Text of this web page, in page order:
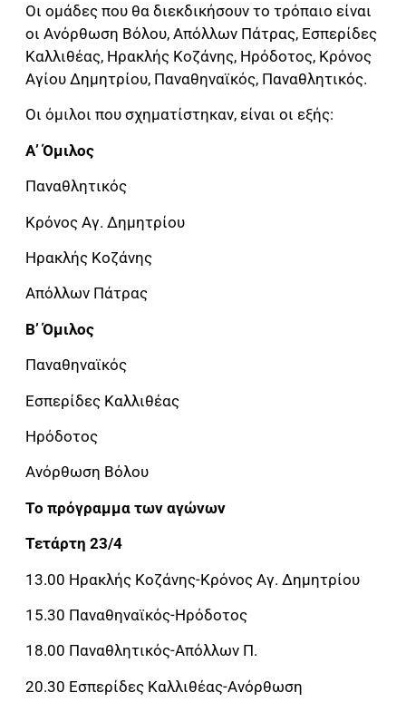
Οι ομάδες που θα διεκδικήσουν το τρόπαιο είναι
οι Ανόρθωση Βόλου, Απόλλων Πάτρας, Εσπερίδες
Καλλιθέας, Ηρακλής Κοζάνης, Ηρόδοτος, Κρόνος
Αγίου Δημητρίου, Παναθηναϊκός, Παναθλητικός.
Οι όμιλοι που σχηματίστηκαν, είναι οι εξής:
Α’ Όμιλος
Παναθλητικός
Κρόνος Αγ. Δημητρίου
Ηρακλής Κοζάνης
Απόλλων Πάτρας
Β’ Όμιλος
Παναθηναϊκός
Εσπερίδες Καλλιθέας
Ηρόδοτος
Ανόρθωση Βόλου
Το πρόγραμμα των αγώνων
Τετάρτη 23/4
13.00 Ηρακλής Κοζάνης-Κρόνος Αγ. Δημητρίου
15.30 Παναθηναϊκός-Ηρόδοτος
18.00 Παναθλητικός-Απόλλων Π.
20.30 Εσπερίδες Καλλιθέας-Ανόρθωση